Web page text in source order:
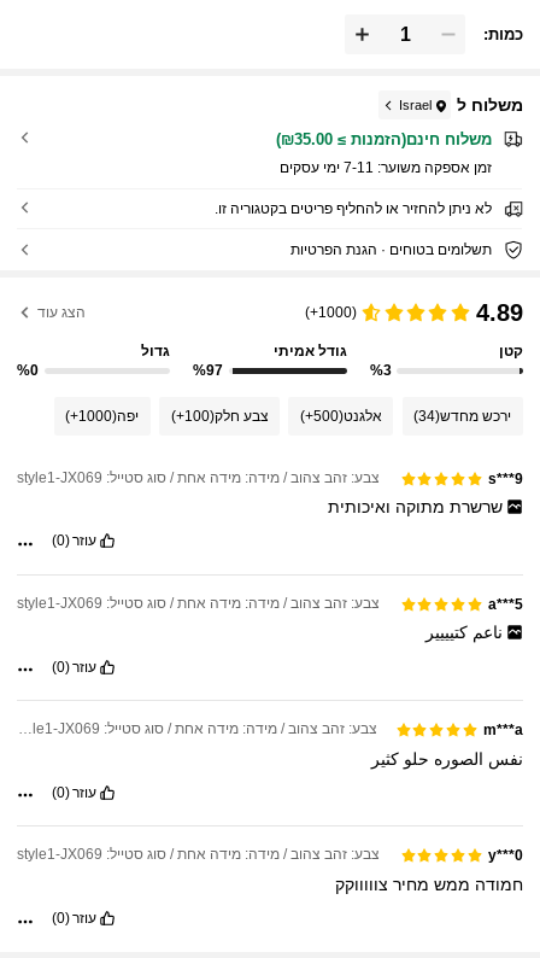
כמות:
משלוח ל Israel
משלוח חינם(הזמנות ≥ ₪35.00)
זמן אספקה ​​משוער: 7-11 ימי עסקים
לא ניתן להחזיר או להחליף פריטים בקטגוריה זו.
תשלומים בטוחים · הגנת הפרטיות
4.89
(1000+) הצג עוד
קטן
%3
גודל אמיתי
%97
גדול
%0
ירכש מחדש(34) אלגנט(500+) צבע חלק(100+) יפה(1000+)
s***9 צבע: זהב צהוב / מידה: מידה אחת / סוג סטייל: style1-JX069
שרשרת מתוקה ואיכותית
עוזר(0)
a***5 צבע: זהב צהוב / מידה: מידה אחת / סוג סטייל: style1-JX069
ناعم كتيييير
עוזר(0)
m***a צבע: זהב צהוב / מידה: מידה אחת / סוג סטייל: style1-JX069
نفس الصوره حلوكثير
עוזר(0)
y***0 צבע: זהב צהוב / מידה: מידה אחת / סוג סטייל: style1-JX069
חמודה ממש מחיר צוווווקק
עוזר(0)